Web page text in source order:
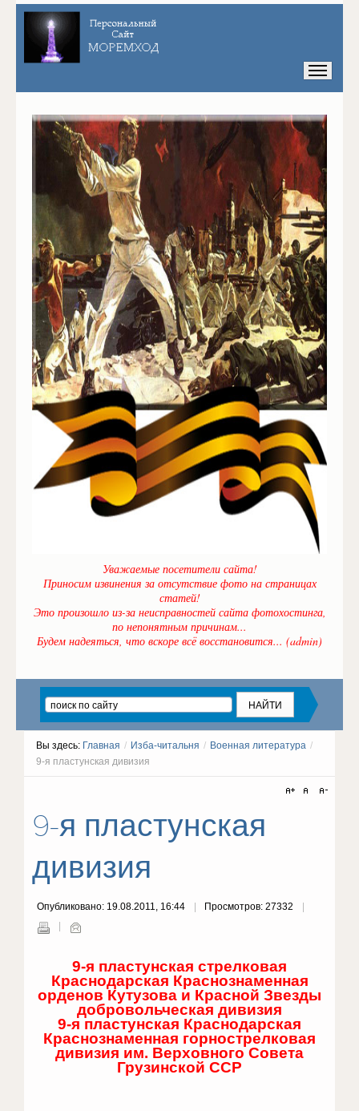
Уважаемые посетители сайта!
Приносим извинения за отсутствие фото на страницах
статей!
Это произошло из-за неисправностей сайта фотохостинга,
по непонятным причинам...
Будем надеяться, что вскоре всё восстановится... (admin)
Вы здесь: Главная / Изба-читальня / Военная литература /
9-я пластунская дивизия
9-я пластунская
дивизия
Опубликовано: 19.08.2011, 16:44 Просмотров: 27332
9-я пластунская стрелковая
Краснодарская Краснознаменная
орденов Кутузова и Красной Звезды
добровольческая дивизия
9-я пластунская Краснодарская
Краснознаменная горнострелковая
дивизия им. Верховного Совета
Грузинской ССР